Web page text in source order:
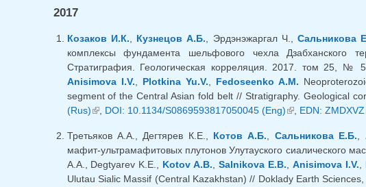
2017
Козаков И.К. Кузнецов А.Б. , Эрдэнэжаргал Ч., Сальникова
комплексы фундамента шельфового чехла Дзабханского
Стратиграфия. Геологическая корреляция. 2017. том 25, №
Anisimova I.V.
Plotkina Yu.V. Fedoseenko A.M.
segment of the Central Asian fold belt // Stratigraphy. Geological
(Rus)(внешняя ссылка)
, DOI: 10.1134/S0869593817050045 (Eng)(внешняя ссылка)
, EDN: ZMDXVZ
Третьяков А.А., Дегтярев К.Е., Котов А.Б. Сальникова Е.Б.
мафит-ультрамафитовых плутонов Улутауского сиалического
A.A., Degtyarev K.E., Kotov A.B. ,Salnikova E.B. ,Anisimova I.V.
Ulutau Sialic Massif (Central Kazakhstan) // Doklady Earth